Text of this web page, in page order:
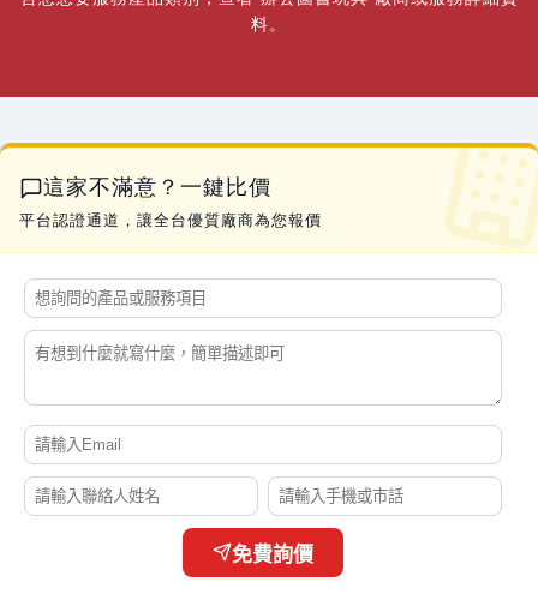
料。
這家不滿意？一鍵比價
平台認證通道，讓全台優質廠商為您報價
免費詢價